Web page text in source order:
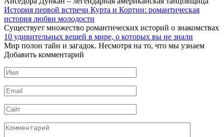
История первой встречи Курта и Кортни: романтическая
история любви молодости
Существует множество романтических историй о знакомствах
10 удивительных вещей в мире, о которых вы не знали
Мир полон тайн и загадок. Несмотря на то, что мы узнаем
Добавить комментарий
Имя
*
Email
*
Сайт
Комментарий